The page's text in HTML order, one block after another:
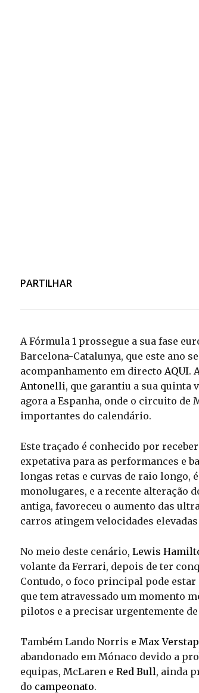
PARTILHAR
A Fórmula 1 prossegue a sua fase
Barcelona-Catalunya, que este ano
acompanhamento em directo AQUI.
Antonelli, que garantiu a sua quinta
agora a Espanha, onde o circuito de
importantes do calendário.
Este traçado é conhecido por
expetativa para as performances e
longas retas e curvas de raio longo,
monolugares, e a recente alteração
antiga, favoreceu o aumento das
carros atingem velocidades
No meio deste cenário, Lewis
volante da Ferrari, depois de ter
Contudo, o foco principal pode estar
que tem atravessado um momento
pilotos e a precisar urgentemente
Também Lando Norris e Max
abandonado em Mónaco devido a
equipas, McLaren e Red Bull, ainda
do campeonato.